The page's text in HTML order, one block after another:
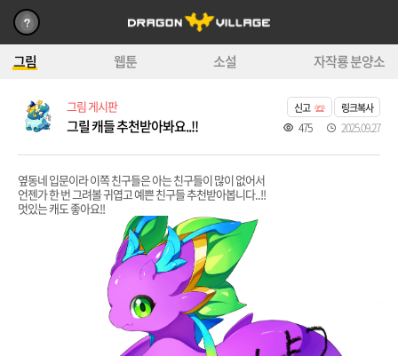
그림 웹툰 소설 자작룡 분양소
그림 게시판
그릴 캐들 추천받아봐요..!!
신고 링크복사
475 2025.09.27
옆동네 입문이라 이쪽 친구들은 아는 친구들이 많이 없어서
언젠가 한 번 그려볼 귀엽고 예쁜 친구들 추천받아봅니다..!!
멋있는 캐도 좋아요!!